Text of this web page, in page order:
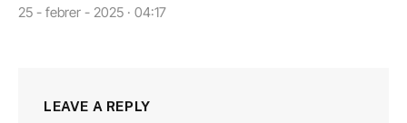
25 - febrer - 2025 · 04:17
LEAVE A REPLY